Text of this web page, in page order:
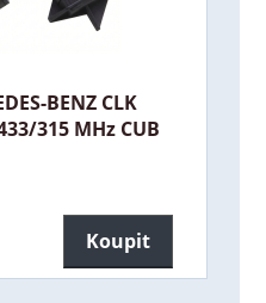
BENZ CLK
315 MHz CUB
Koupit